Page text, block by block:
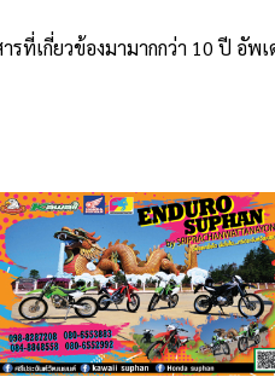
เกี่ยวข้องมามากกว่า 10 ปี อัพ